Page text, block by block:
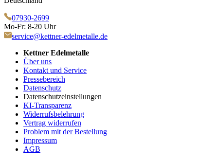
07930-2699
Mo-Fr: 8-20 Uhr
service@kettner-edelmetalle.de
Kettner Edelmetalle
Über uns
Kontakt und Service
Pressebereich
Datenschutz
Datenschutzeinstellungen
KI-Transparenz
Widerrufsbelehrung
Vertrag widerrufen
Problem mit der Bestellung
Impressum
AGB